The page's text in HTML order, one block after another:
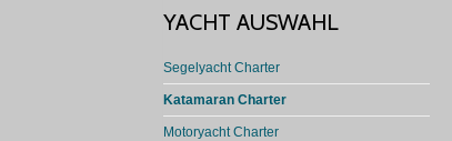
YACHT AUSWAHL
Segelyacht Charter
Katamaran Charter
Motoryacht Charter